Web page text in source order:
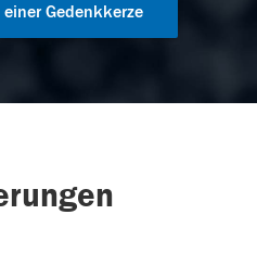
Gedenkkerze